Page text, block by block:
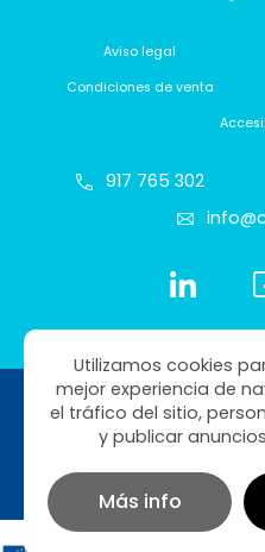
Utilizamos cookies
mejor experiencia de
el tráfico del sitio,
y publicar
Más info
Aviso legal
Condiciones de venta
917 765 302
Copyright © 2026
Diseño